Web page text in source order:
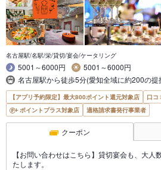
名古屋駅/名駅/栄/貸切/宴会/ケータリング
5001～6000円
5001～6000円
名古屋駅から徒歩5分(愛知全域に約200の
【アプリ予約限定】最大800ポイント還元対象店
口コ
ポイントプラス対象店
適格請求書発行事業者
クーポン
【お問い合わせはこちら】貸切宴会も、大人
たします。